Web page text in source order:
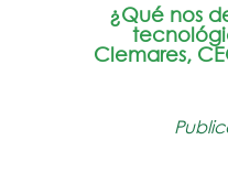
¿Qué nos
Clemares,